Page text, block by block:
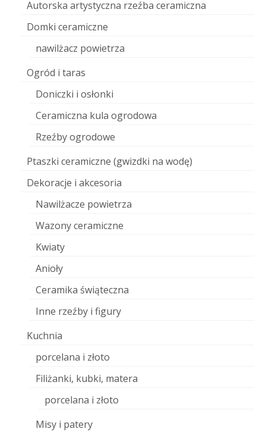
Autorska artystyczna rzeźba ceramiczna
Domki ceramiczne
nawilżacz powietrza
Ogród i taras
Doniczki i osłonki
Ceramiczna kula ogrodowa
Rzeźby ogrodowe
Ptaszki ceramiczne (gwizdki na wodę)
Dekoracje i akcesoria
Nawilżacze powietrza
Wazony ceramiczne
Kwiaty
Anioły
Ceramika świąteczna
Inne rzeźby i figury
Kuchnia
porcelana i złoto
Filiżanki, kubki, matera
porcelana i złoto
Misy i patery